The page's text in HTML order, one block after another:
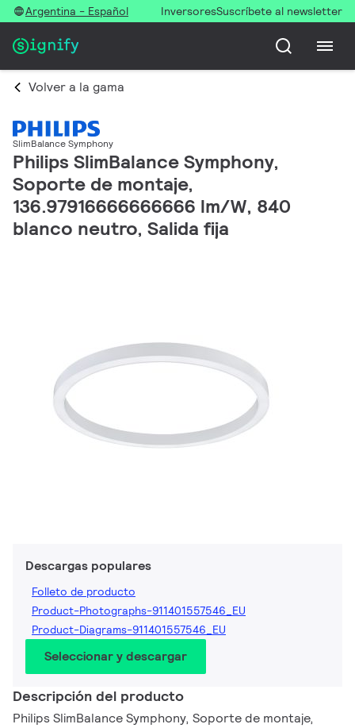
Argentina - Español InversoresSuscríbete al newsletter
Volver a la gama
SlimBalance Symphony
Philips SlimBalance Symphony,
Soporte de montaje,
136.97916666666666 lm/W, 840
blanco neutro, Salida fija
Descargas populares
Folleto de producto
Product-Photographs-911401557546_EU
Product-Diagrams-911401557546_EU
Seleccionar y descargar
Descripción del producto
Philips SlimBalance Symphony, Soporte de montaje,